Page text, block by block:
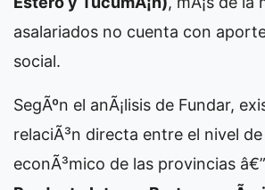
asalariados no cuenta con
social.
SegÃºn el anÃ¡lisis de Fundar,
relaciÃ³n directa entre el nivel
econÃ³mico de las provincias